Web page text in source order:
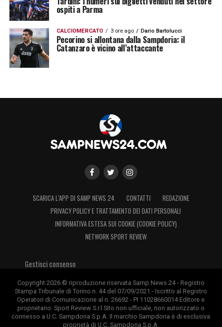
ospiti a Parma
CALCIOMERCATO 3 ore ago Dario Bartolucci
Pecorino si allontana dalla Sampdoria: il
Catanzaro è vicino all’attaccante
SCARICA L’APP DI SAMP NEWS 24 CONTATTI
REDAZIONE
PRIVACY POLICY E TRATTAMENTO DEI DATI PERSONALI
INFORMATIVA ESTESA SUI COOKIE (COOKIE POLICY)
NETWORK SPORT REVIEW
Gestisci consenso
Copyright 2026 © riproduzione riservata Samp News 24 - Registro
Stampa Tribunale di Torino n. 44 del 07/09/2021 - Iscritto al Registro
Operatori di Comunicazione al n. 26692 - PI 11028660014 Editore e
proprietario: Sport Review S.r.l Sito non ufficiale, non autorizzato o
connesso a U.C. Sampdoria S.p.A. Il marchio Sampdoria è di esclusiva
proprietà di U.C. Sampdoria S.p.A.